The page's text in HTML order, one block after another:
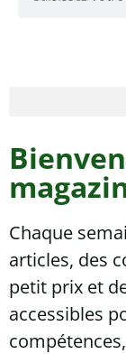
Chaque
articles, des
petit prix et
accessibles